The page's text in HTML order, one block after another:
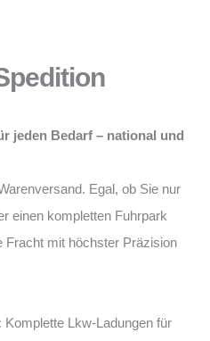
jeden Bedarf – national und
Egal, ob Sie nur
einen kompletten Fuhrpark
Fracht mit höchster Präzision
Komplette Lkw-Ladungen für